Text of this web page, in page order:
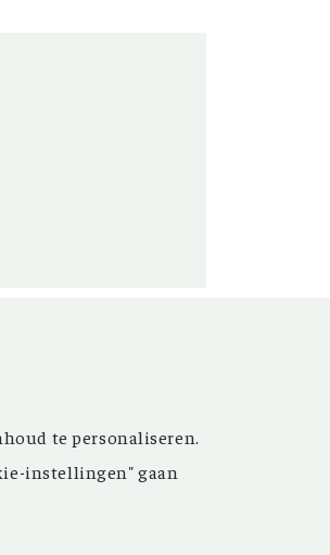
artikelen
te personaliseren.
instellingen" gaan